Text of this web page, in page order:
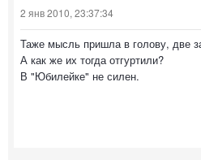
2 янв 2010, 23:37:34
Таже мысль пришла в голову, две
А как же их тогда отгуртили?
В "Юбилейке" не силен.